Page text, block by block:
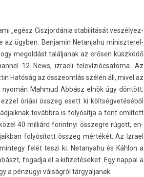
„egész Ciszjor­dánia stabilitását ves­zélyez­
az ügyben. Be­njamin Netan­jahu miniszterel­
megol­dást talál­janak az erősen küszködő
12 News, iz­raeli televízióc­sator­na. Az
Hatóság az összeom­lás szélén áll, mivel az
Mah­mud Abbász elnök úgy döntött,
óriási összeg esett ki költségvetéséből
továbbra is folyósítja a fent említett
40 milliárd forintnyi összeg­re rúgott, en­
folyósított összeg mértékét. Az Iz­rael
felét teszi ki. Netanyahu és Káhlon a
fogad­ja el a kifizetéseket. Egy napp­al a
a pénzügyi válságról tár­gyal­janak.